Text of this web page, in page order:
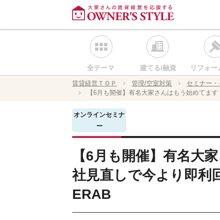
全テーマ 建てる/融資 リフォー
賃貸経営ＴＯＰ 管理/空室対策
セミナー
【6月も開催】有名大家さんはもう始めてま
オンラインセミナ
ー
【6月も開催】有名大
社見直しで今より即利
ERAB